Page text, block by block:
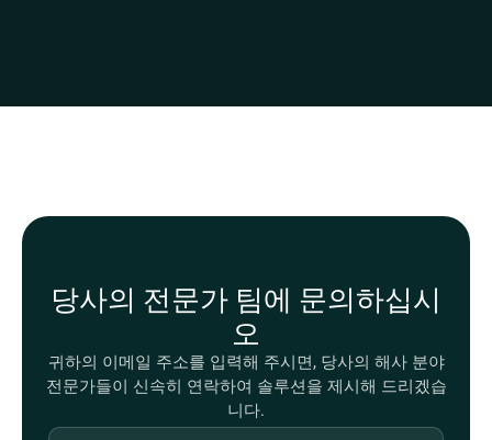
당사의 전문가 팀에 문의하십시
오
귀하의 이메일 주소를 입력해 주시면, 당사의 해사 분야
전문가들이 신속히 연락하여 솔루션을 제시해 드리겠습
니다.